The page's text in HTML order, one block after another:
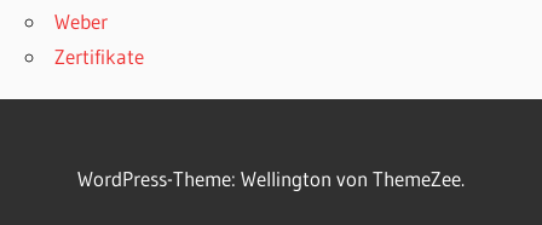
Weber
Zertifikate
WordPress-Theme: Wellington von ThemeZee.